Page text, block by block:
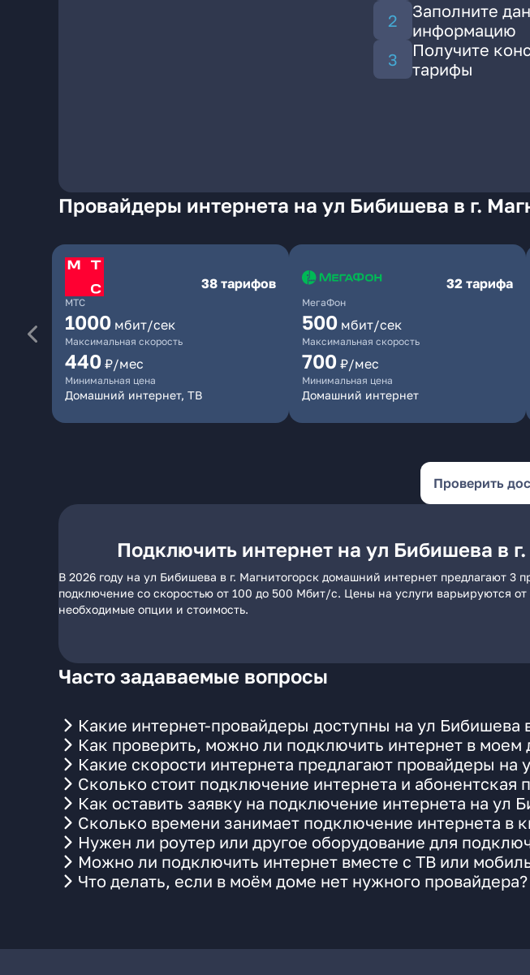
Заполните
информацию
Получите
тарифы
Провайдеры интернета на ул Бибишева в г.
МТС
38 тарифов
1000 мбит/сек
Максимальная скорость
440 ₽/мес
Минимальная цена
Домашний интернет, ТВ
МегаФон
32 тарифа
500 мбит/сек
Максимальная скорость
700 ₽/мес
Минимальная цена
Домашний интернет
Проверить
Подключить интернет на ул Бибишева в
В 2026 году на ул Бибишева в г. Магнитогорск домашний интернет предлагают
подключение со скоростью от 100 до 500 Мбит/с. Цены на услуги варьируются
необходимые опции и стоимость.
Часто задаваемые вопросы
Какие интернет-провайдеры доступны на ул Бибишева
Как проверить, можно ли подключить интернет в моем
Какие скорости интернета предлагают провайдеры на
Сколько стоит подключение интернета и абонентская
Как оставить заявку на подключение интернета на ул
Сколько времени занимает подключение интернета в
Нужен ли роутер или другое оборудование для
Можно ли подключить интернет вместе с ТВ или
Что делать, если в моём доме нет нужного провайдера?